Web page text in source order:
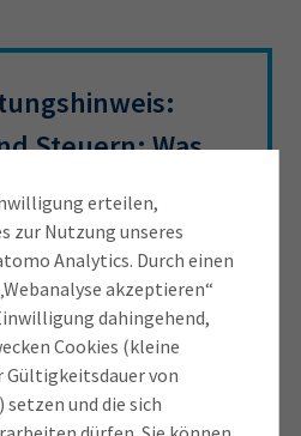
erteilen,
zur Nutzung unseres
Analytics. Durch einen
akzeptieren“
dahingehend,
Cookies (kleine
von
und die sich
Steuern: Was
und deren
am 25.
widmet
aus zwei
sowohl um steuerliche